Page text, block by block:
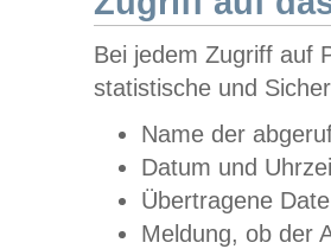
Bei jedem Zugriff auf
statistische und
Name der
Datum und
Übertragene
Meldung, ob der